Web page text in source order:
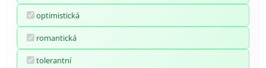
optimistická
romantická
tolerantní